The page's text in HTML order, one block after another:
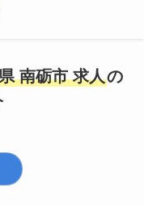
南砺市 求人の